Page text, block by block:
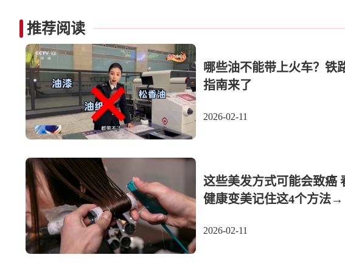
推荐阅读
哪些油不能带上火车？铁
指南来了
2026-02-11
这些美发方式可能会致癌
健康变美记住这4个方法→
2026-02-11